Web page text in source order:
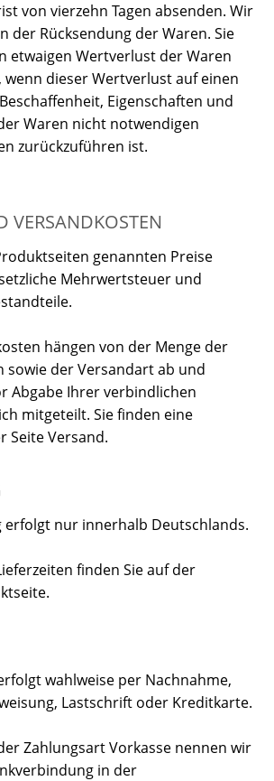
von vierzehn Tagen absenden. Wir
der Rücksendung der Waren. Sie
etwaigen Wertverlust der Waren
dieser Wertverlust auf einen
Eigenschaften und
Waren nicht notwendigen
zurückzuführen ist.
VERSANDKOSTEN
genannten Preise
Mehrwertsteuer und
hängen von der Menge der
sowie der Versandart ab und
Abgabe Ihrer verbindlichen
mitgeteilt. Sie finden eine
Seite Versand.
erfolgt nur innerhalb Deutschlands.
finden Sie auf der
wahlweise per Nachnahme,
Lastschrift oder Kreditkarte.
Zahlungsart Vorkasse nennen wir
in der